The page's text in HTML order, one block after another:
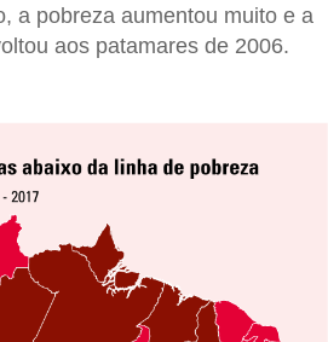
a pobreza aumentou muito e a
aos patamares de 2006.